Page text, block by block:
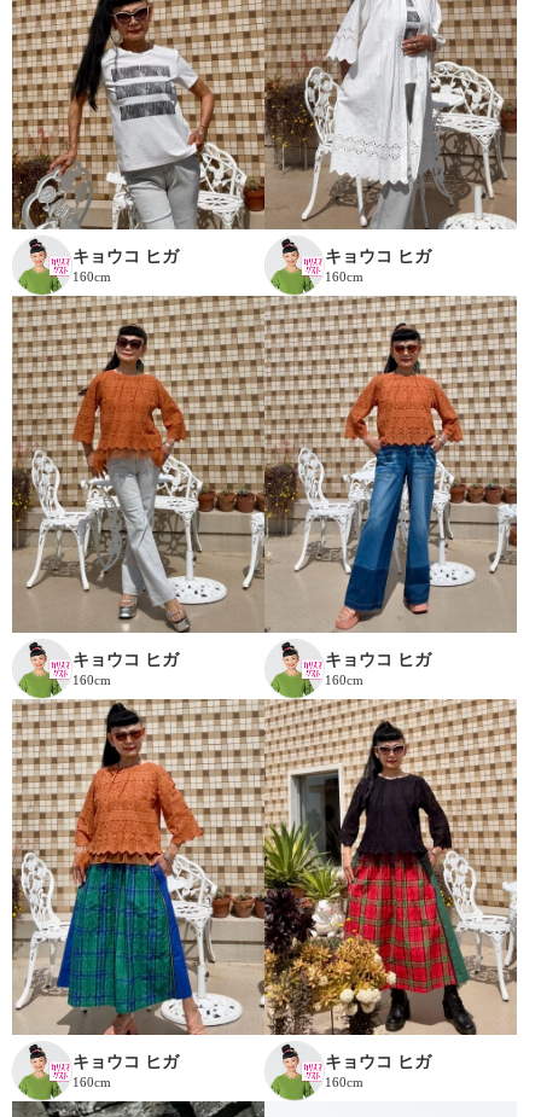
キョウコ ヒガ
160cm
キョウコ ヒガ
160cm
キョウコ ヒガ
160cm
キョウコ ヒガ
160cm
キョウコ ヒガ
160cm
キョウコ ヒガ
160cm